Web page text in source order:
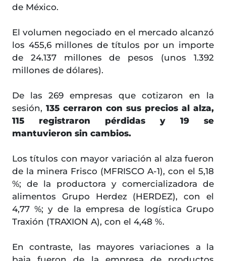
de México.
El volumen negociado en el mercado alcanzó
los 455,6 millones de títulos por un importe
de 24.137 millones de pesos (unos 1.392
millones de dólares).
De las 269 empresas que cotizaron en la
sesión, 135 cerraron con sus precios al alza,
115 registraron pérdidas y 19 se
mantuvieron sin cambios.
Los títulos con mayor variación al alza fueron
de la minera Frisco (MFRISCO A-1), con el 5,18
%; de la productora y comercializadora de
alimentos Grupo Herdez (HERDEZ), con el
4,77 %; y de la empresa de logística Grupo
Traxión (TRAXION A), con el 4,48 %.
En contraste, las mayores variaciones a la